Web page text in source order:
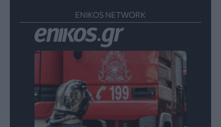
ENIKOS NETWORK